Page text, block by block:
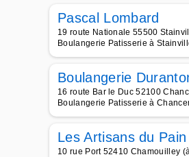
Pascal Lombard
19 route Nationale 55500
Boulangerie Patisserie à
Boulangerie
16 route Bar le Duc 52100
Boulangerie Patisserie à
Les Artisans du Pain
10 rue Port 52410 Chamouilley